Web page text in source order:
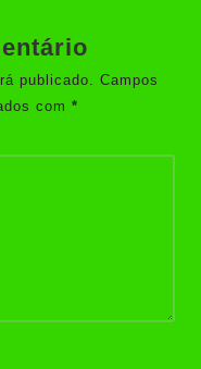
publicado.
Campos
com *